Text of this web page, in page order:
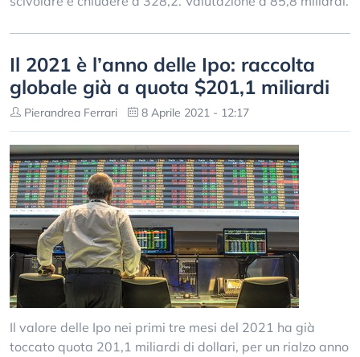
Il 2021 è l’anno delle Ipo: raccolta
globale già a quota $201,1 miliardi
Pierandrea Ferrari 8 Aprile 2021 - 12:17
Il valore delle Ipo nei primi tre mesi del 2021 ha già
toccato quota 201,1 miliardi di dollari, per un rialzo anno